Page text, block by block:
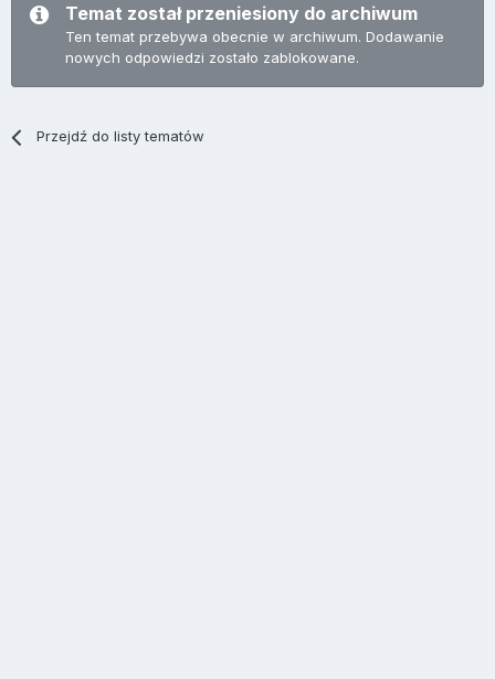
Temat został przeniesiony do archiwum
Ten temat przebywa obecnie w archiwum. Dodawanie
nowych odpowiedzi zostało zablokowane.
Przejdź do listy tematów